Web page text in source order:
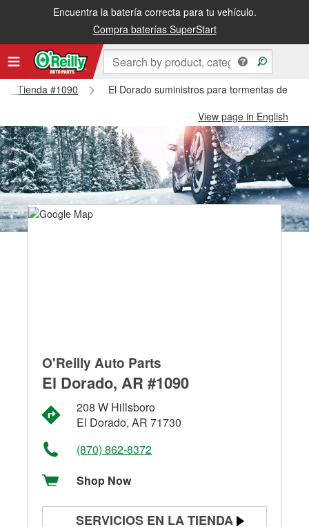
Encuentra la batería correcta para tu vehículo.
Compra baterías SuperStart
Tienda #1090
El Dorado suministros para tormentas de
View page in English
O'Reilly Auto Parts
El Dorado, AR #1090
208 W Hillsboro
El Dorado, AR 71730
(870) 862-8372
Shop Now
SERVICIOS EN LA TIENDA